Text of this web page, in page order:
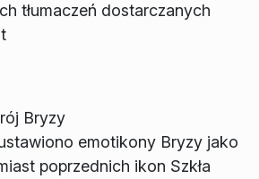
tłumaczeń dostarczanych
Bryzy
emotikony Bryzy jako
poprzednich ikon Szkła